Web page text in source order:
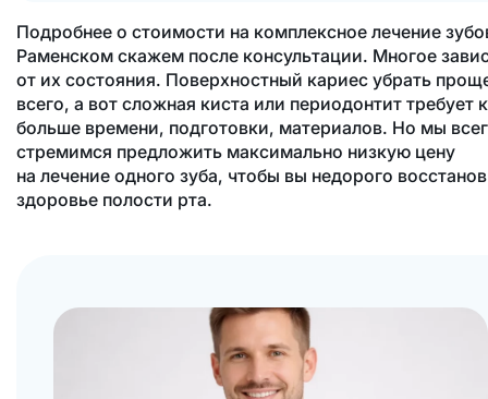
Подробнее о стоимости на комплексное лечение
Раменском скажем после консультации. Многое
от их состояния. Поверхностный кариес убрать
всего, а вот сложная киста или периодонтит требует
больше времени, подготовки, материалов. Но мы
стремимся предложить максимально низкую цену
на лечение одного зуба, чтобы вы недорого
здоровье полости рта.